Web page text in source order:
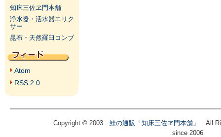
知床三佐ヱ門本舗
浄水器・活水器エリク
サー
昆布・天然羅臼コンブ
Atom
RSS 2.0
Copyright © 2003 鮭の通販「知床三佐ヱ門本舗」
All
since 2006